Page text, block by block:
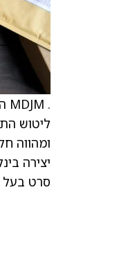
ליטוש
יצירה
סרט בעל